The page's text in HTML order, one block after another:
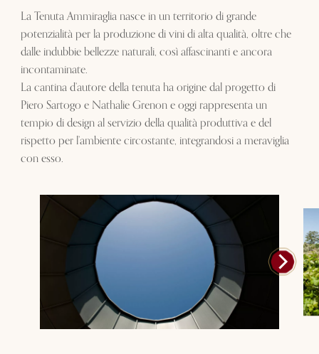
La Tenuta Ammiraglia nasce in un territorio di grande
potenzialità per la produzione di vini di alta qualità, oltre che
dalle indubbie bellezze naturali, così affascinanti e ancora
incontaminate.
La cantina d’autore della tenuta ha origine dal progetto di
Piero Sartogo e Nathalie Grenon e oggi rappresenta un
tempio di design al servizio della qualità produttiva e del
rispetto per l’ambiente circostante, integrandosi a meraviglia
con esso.